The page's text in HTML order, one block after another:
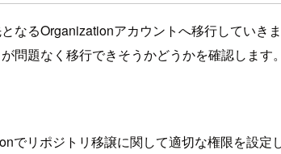
なるOrganizationアカウントへ移行していきま
問題なく移行できそうかどうかを確認します。
でリポジトリ移譲に関して適切な権限を設